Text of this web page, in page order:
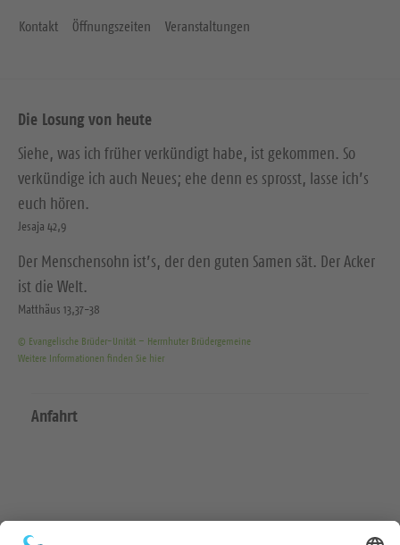
Kontakt Öffnungszeiten Veranstaltungen
Die Losung von heute
Siehe, was ich früher verkündigt habe, ist gekommen. So
verkündige ich auch Neues; ehe denn es sprosst, lasse ich’s
euch hören.
Jesaja 42,9
Der Menschensohn ist’s, der den guten Samen sät. Der Acker
ist die Welt.
Matthäus 13,37-38
© Evangelische Brüder-Unität – Herrnhuter Brüdergemeine
Weitere Informationen finden Sie hier
Anfahrt